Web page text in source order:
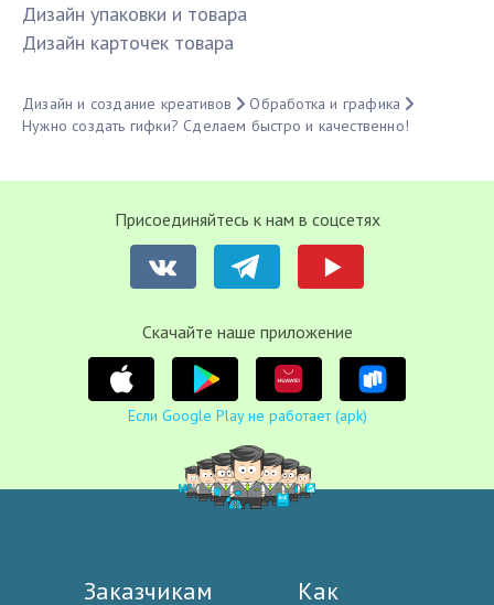
Дизайн упаковки и товара
Дизайн карточек товара
Дизайн и создание креативов
Обработка и графика
Нужно создать гифки? Сделаем быстро и качественно!
Присоединяйтесь к нам в соцсетях
Cкачайте наше приложение
Если Google Play не работает (apk)
Заказчикам
Как